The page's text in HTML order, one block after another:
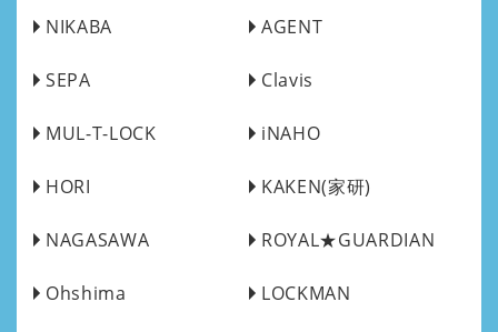
NIKABA AGENT
SEPA Clavis
MUL-T-LOCK iNAHO
HORI KAKEN(家研)
NAGASAWA ROYAL★GUARDIAN
Ohshima LOCKMAN